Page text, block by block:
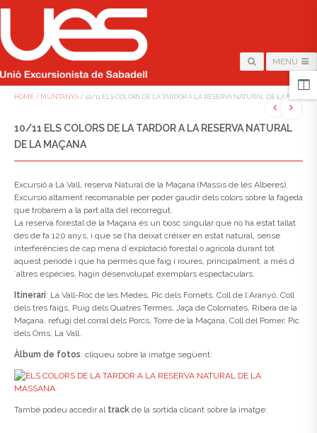
MENU
HOME / MUNTANYA / 10/11 ELS COLORS DE LA TARDOR A LA RESERVA NATURAL DE LA MAÇANA
10/11 ELS COLORS DE LA TARDOR A LA RESERVA NATURAL
DE LA MAÇANA
Excursió a La Vall, reserva Natural de la Maçana (Massis de les Alberes).
Excursió altament recomanable per poder gaudir dels colors sobre la fageda
que trobarem a la part alta del recorregut.
La reserva forestal de la Maçana és un bosc singular que no ha estat tallat
des de fa 120 anys, i que se l’ha deixat créixer en estat natural, sense
interferències de cap mena d´explotació forestal o agrícola durant tot
aquest període i que ha permès que faig i roures, principalment, a més d
´altres espècies, hagin desenvolupat exemplars espectaculars.
Itinerari: La Vall-Roc de les Medes, Pic dels Fornets, Coll de l´Aranyó, Coll
dels tres faigs, Puig dels Quatres Termes, Jaça de Colomates, Ribera de la
Maçana, refugi del corral dels Porcs, Torre de la Maçana, Coll del Pomer, Pic
dels Oms, La Vall.
Àlbum de fotos: cliqueu sobre la imatge següent:
També podeu accedir al track de la sortida clicant sobre la imatge: